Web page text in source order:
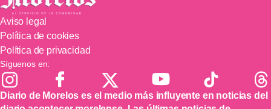
Aviso legal
Política de cookies
Política de privacidad
Síguenos en:
Diario de Morelos es el medio más influyente en noticias del